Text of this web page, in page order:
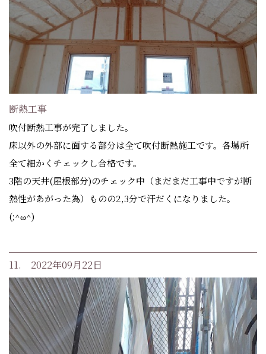
断熱工事
吹付断熱工事が完了しました。
床以外の外部に面する部分は全て吹付断熱施工です。各場所
全て細かくチェックし合格です。
3階の天井(屋根部分)のチェック中（まだまだ工事中ですが断
熱性があがった為）ものの2,3分で汗だくになりました。
(;^ω^)
11. 2022年09月22日